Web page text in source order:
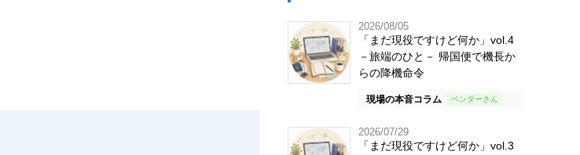
2026/08/05
「まだ現役ですけど何か」vol.4
－旅端のひと－ 帰国便で機長か
らの降機命令
現場の本音コラム
2026/07/29
「まだ現役ですけど何か」vol.3